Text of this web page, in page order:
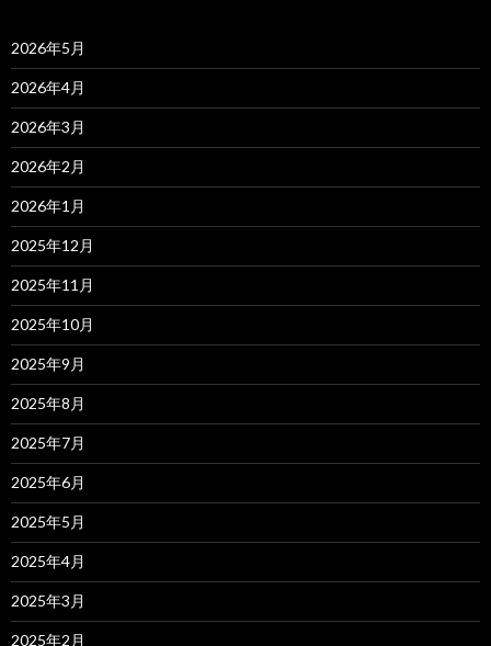
2026年5月
2026年4月
2026年3月
2026年2月
2026年1月
2025年12月
2025年11月
2025年10月
2025年9月
2025年8月
2025年7月
2025年6月
2025年5月
2025年4月
2025年3月
2025年2月